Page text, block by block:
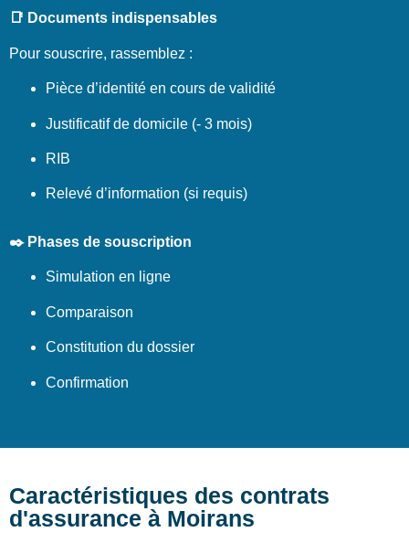
📑 Documents indispensables
Pour souscrire, rassemblez :
Pièce d’identité en cours de validité
Justificatif de domicile (- 3 mois)
RIB
Relevé d’information (si requis)
✒️ Phases de souscription
Simulation en ligne
Comparaison
Constitution du dossier
Confirmation
Caractéristiques des contrats
d'assurance à Moirans